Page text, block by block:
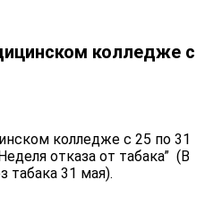
колледже с
колледже с 25 по 31
отказа от табака” ️ (В
табака 31 мая).